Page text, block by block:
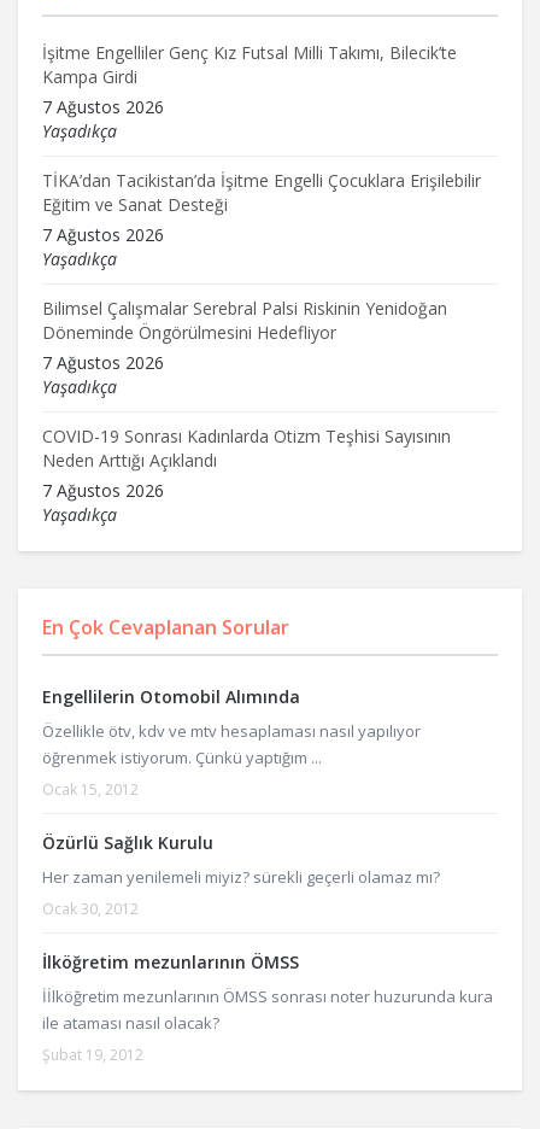
İşitme Engelliler Genç Kız Futsal Milli Takımı, Bilecik’te
Kampa Girdi
7 Ağustos 2026
Yaşadıkça
TİKA’dan Tacikistan’da İşitme Engelli Çocuklara Erişilebilir
Eğitim ve Sanat Desteği
7 Ağustos 2026
Yaşadıkça
Bilimsel Çalışmalar Serebral Palsi Riskinin Yenidoğan
Döneminde Öngörülmesini Hedefliyor
7 Ağustos 2026
Yaşadıkça
COVID-19 Sonrası Kadınlarda Otizm Teşhisi Sayısının
Neden Arttığı Açıklandı
7 Ağustos 2026
Yaşadıkça
En Çok Cevaplanan Sorular
Engellilerin Otomobil Alımında
Özellikle ötv, kdv ve mtv hesaplaması nasıl yapılıyor
öğrenmek istiyorum. Çünkü yaptığım ...
Ocak 15, 2012
Özürlü Sağlık Kurulu
Her zaman yenilemeli miyiz? sürekli geçerli olamaz mı?
Ocak 30, 2012
İlköğretim mezunlarının ÖMSS
İİlköğretim mezunlarının ÖMSS sonrası noter huzurunda kura
ile ataması nasıl olacak?
Şubat 19, 2012